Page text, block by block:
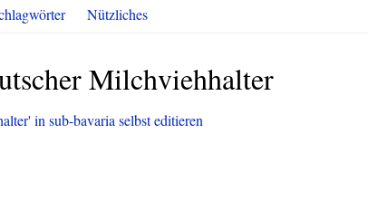
Nützliches
Milchviehhalter
in sub-bavaria selbst editieren